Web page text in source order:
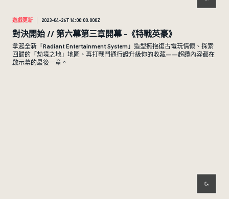
遊戲更新 2023-04-26T14:00:00.000Z
對決開始 // 第六幕第三章開幕 -《特戰英豪》
拿起全新「Radiant Entertainment System」造型擁抱復古電玩情懷、探索
回歸的「劫境之地」地圖、再打戰鬥通行證升級你的收藏——超讚內容都在
啟示幕的最後一章。